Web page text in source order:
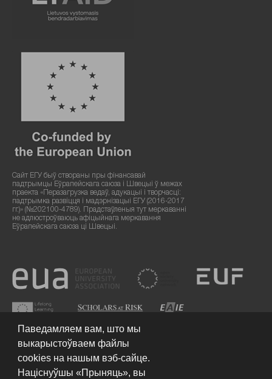
Сайт ЕГУ быў створаны пры фінансавай
падтрымцы Еўрапейскага саюза і Швецыі ў межах
праекта «Перазагрузка ведаў, адукацыі і творчасці:
падтрымка развіцця і мадэрнізацыі ЕГУ (2016-2017
гг.)» (№202100-4789). Прадстаўленыя тут меркаванні
не адлюстроўваюць афіцыйнага меркавання
Еўрапейскага саюза ці Швецыі.
Паведамляем вам, што мы
выкарыстоўваем файлы
cookies на нашым вэб-сайце.
Націснуўшы «Прыняць», вы